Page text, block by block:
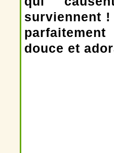
surviennent !
douce et